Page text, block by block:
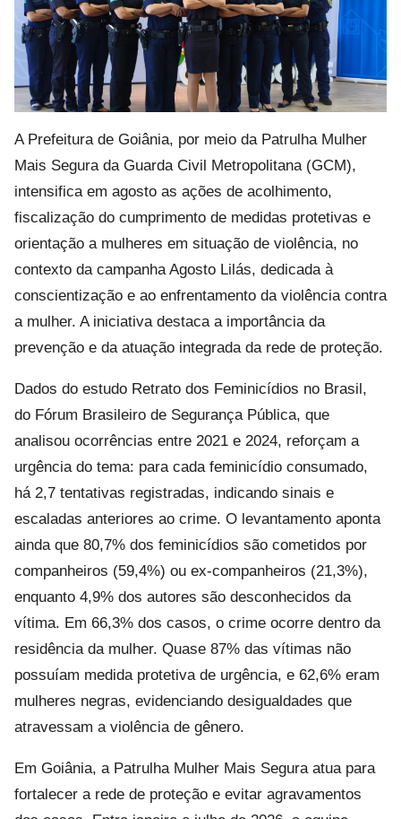
A Prefeitura de Goiânia, por meio da Patrulha Mulher
Mais Segura da Guarda Civil Metropolitana (GCM),
intensifica em agosto as ações de acolhimento,
fiscalização do cumprimento de medidas protetivas e
orientação a mulheres em situação de violência, no
contexto da campanha Agosto Lilás, dedicada à
conscientização e ao enfrentamento da violência contra
a mulher. A iniciativa destaca a importância da
prevenção e da atuação integrada da rede de proteção.
Dados do estudo Retrato dos Feminicídios no Brasil,
do Fórum Brasileiro de Segurança Pública, que
analisou ocorrências entre 2021 e 2024, reforçam a
urgência do tema: para cada feminicídio consumado,
há 2,7 tentativas registradas, indicando sinais e
escaladas anteriores ao crime. O levantamento aponta
ainda que 80,7% dos feminicídios são cometidos por
companheiros (59,4%) ou ex-companheiros (21,3%),
enquanto 4,9% dos autores são desconhecidos da
vítima. Em 66,3% dos casos, o crime ocorre dentro da
residência da mulher. Quase 87% das vítimas não
possuíam medida protetiva de urgência, e 62,6% eram
mulheres negras, evidenciando desigualdades que
atravessam a violência de gênero.
Em Goiânia, a Patrulha Mulher Mais Segura atua para
fortalecer a rede de proteção e evitar agravamentos